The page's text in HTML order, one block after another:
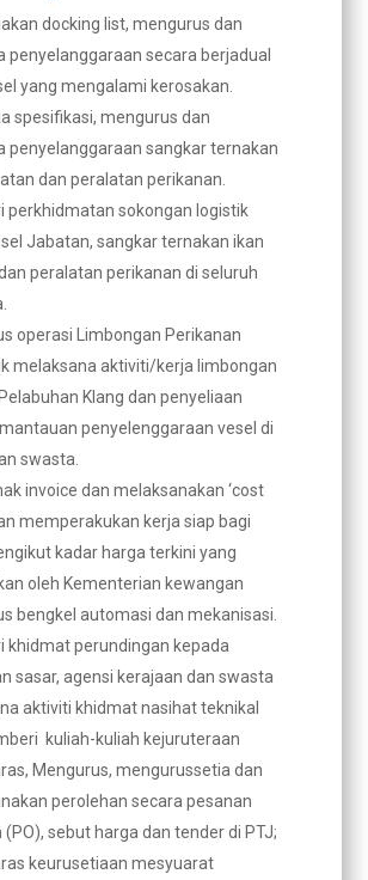
docking list, mengurus dan
penyelanggaraan secara berjadual
yang mengalami kerosakan.
spesifikasi, mengurus dan
penyelanggaraan sangkar ternakan
dan peralatan perikanan.
perkhidmatan sokongan logistik
Jabatan, sangkar ternakan ikan
peralatan perikanan di seluruh
operasi Limbongan Perikanan
melaksana aktiviti/kerja limbongan
Klang dan penyeliaan
penyelenggaraan vesel di
swasta.
invoice dan melaksanakan ‘cost
memperakukan kerja siap bagi
kadar harga terkini yang
oleh Kementerian kewangan
bengkel automasi dan mekanisasi.
khidmat perundingan kepada
sasar, agensi kerajaan dan swasta
aktiviti khidmat nasihat teknikal
kuliah-kuliah kejuruteraan
Mengurus, mengurussetia dan
perolehan secara pesanan
(PO), sebut harga dan tender di PTJ;
keurusetiaan mesyuarat